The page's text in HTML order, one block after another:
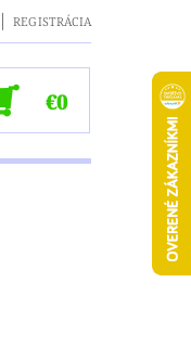
| REGISTRÁCIA
€0